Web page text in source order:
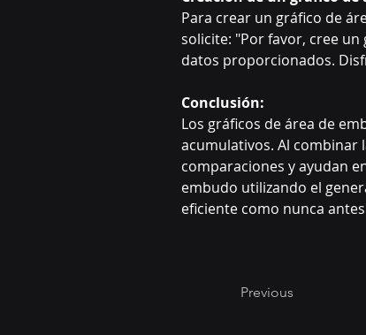
Para crear un gráfico de
solicite: "Por favor, cree
datos proporcionados.
Conclusión:
Los gráficos de área de
acumulativos. Al combinar
comparaciones y ayudan
embudo utilizando el
eficiente como nunca
Previous